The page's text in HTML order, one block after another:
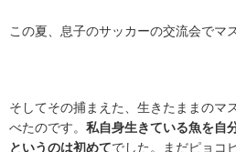
この夏、息子のサッカーの交流会でマ
そしてその捕まえた、生きたままのマ
べたのです。 私自身生きている魚を自
というのは初めてでした。まだピョコ